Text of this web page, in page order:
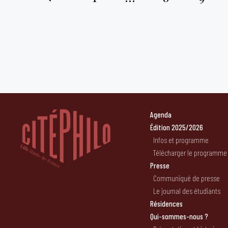
Agenda
Édition 2025/2026
Infos et programme
Télécharger le programme
Presse
Communiqué de presse
Le journal des étudiants
Résidences
Qui-sommes-nous ?